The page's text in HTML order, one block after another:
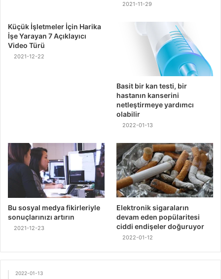
2021-11-29
Küçük İşletmeler İçin Harika
İşe Yarayan 7 Açıklayıcı
Video Türü
2021-12-22
Basit bir kan testi, bir
hastanın kanserini
netleştirmeye yardımcı
olabilir
2022-01-13
Bu sosyal medya fikirleriyle
sonuçlarınızı artırın
2021-12-23
Elektronik sigaraların
devam eden popülaritesi
ciddi endişeler doğuruyor
2022-01-12
2022-01-13